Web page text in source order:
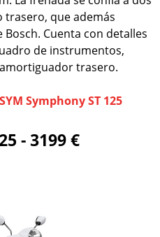
que además
Bosch. Cuenta con detalles
de instrumentos,
trasero.
Symphony ST 125
- 3199 €